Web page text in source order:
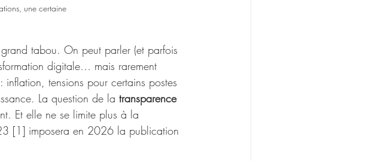
une certaine
tabou. On peut parler (et parfois
digitale… mais rarement
inflation, tensions pour certains postes
La question de la transparence
Et elle ne se limite plus à la
[1] imposera en 2026 la publication